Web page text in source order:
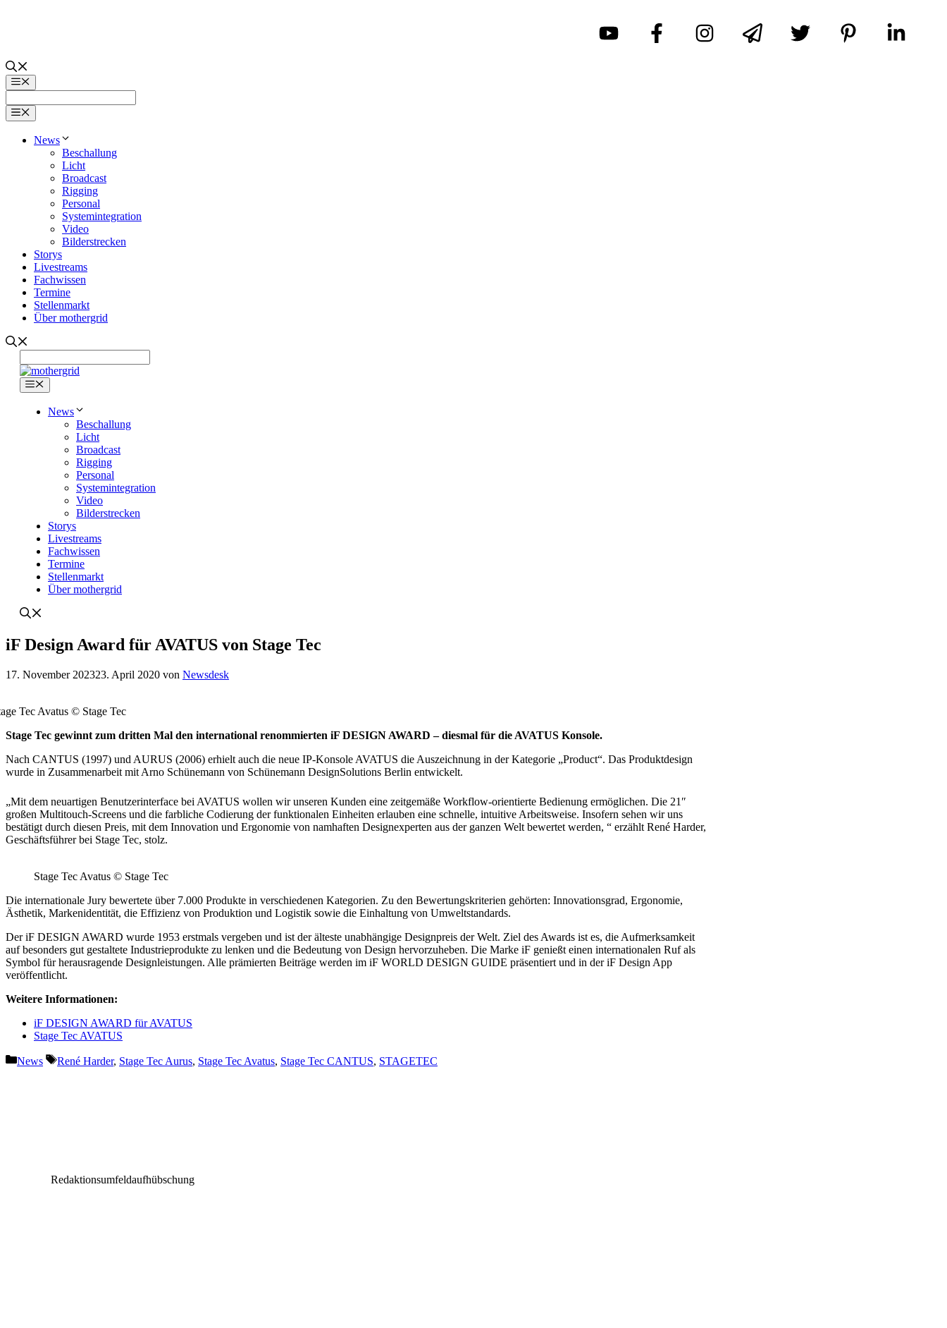
Menü
Menü
News
Beschallung
Licht
Broadcast
Rigging
Personal
Systemintegration
Video
Bilderstrecken
Storys
Livestreams
Fachwissen
Termine
Stellenmarkt
Über mothergrid
Menü
News
Beschallung
Licht
Broadcast
Rigging
Personal
Systemintegration
Video
Bilderstrecken
Storys
Livestreams
Fachwissen
Termine
Stellenmarkt
Über mothergrid
iF Design Award für AVATUS von Stage Tec
17. November 202323. April 2020 von Newsdesk
Tec Avatus © Stage Tec
Stage Tec gewinnt zum dritten Mal den international renommierten iF DESIGN AWARD – diesmal für die AVATUS Konsole.
Nach CANTUS (1997) und AURUS (2006) erhielt auch die neue IP-Konsole AVATUS die Auszeichnung in der Kategorie „Product“. Das Produktdesign
wurde in Zusammenarbeit mit Arno Schünemann von Schünemann DesignSolutions Berlin entwickelt.
„Mit dem neuartigen Benutzerinterface bei AVATUS wollen wir unseren Kunden eine zeitgemäße Workflow-orientierte Bedienung ermöglichen. Die 21″
großen Multitouch-Screens und die farbliche Codierung der funktionalen Einheiten erlauben eine schnelle, intuitive Arbeitsweise. Insofern sehen wir uns
bestätigt durch diesen Preis, mit dem Innovation und Ergonomie von namhaften Designexperten aus der ganzen Welt bewertet werden, “ erzählt René Harder,
Geschäftsführer bei Stage Tec, stolz.
Stage Tec Avatus © Stage Tec
Die internationale Jury bewertete über 7.000 Produkte in verschiedenen Kategorien. Zu den Bewertungskriterien gehörten: Innovationsgrad, Ergonomie,
Ästhetik, Markenidentität, die Effizienz von Produktion und Logistik sowie die Einhaltung von Umweltstandards.
Der iF DESIGN AWARD wurde 1953 erstmals vergeben und ist der älteste unabhängige Designpreis der Welt. Ziel des Awards ist es, die Aufmerksamkeit
auf besonders gut gestaltete Industrieprodukte zu lenken und die Bedeutung von Design hervorzuheben. Die Marke iF genießt einen internationalen Ruf als
Symbol für herausragende Designleistungen. Alle prämierten Beiträge werden im iF WORLD DESIGN GUIDE präsentiert und in der iF Design App
veröffentlicht.
Weitere Informationen:
iF DESIGN AWARD für AVATUS
Stage Tec AVATUS
Kategorien
News Schlagwörter
René Harder, Stage Tec Aurus, Stage Tec Avatus, Stage Tec CANTUS, STAGETEC
Redaktionsumfeldaufhübschung